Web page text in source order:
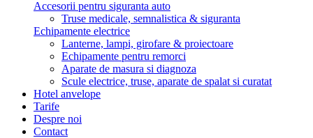
Accesorii pentru siguranta auto
Truse medicale, semnalistica & siguranta
Echipamente electrice
Lanterne, lampi, girofare & proiectoare
Echipamente pentru remorci
Aparate de masura si diagnoza
Scule electrice, truse, aparate de spalat si curatat
Hotel anvelope
Tarife
Despre noi
Contact